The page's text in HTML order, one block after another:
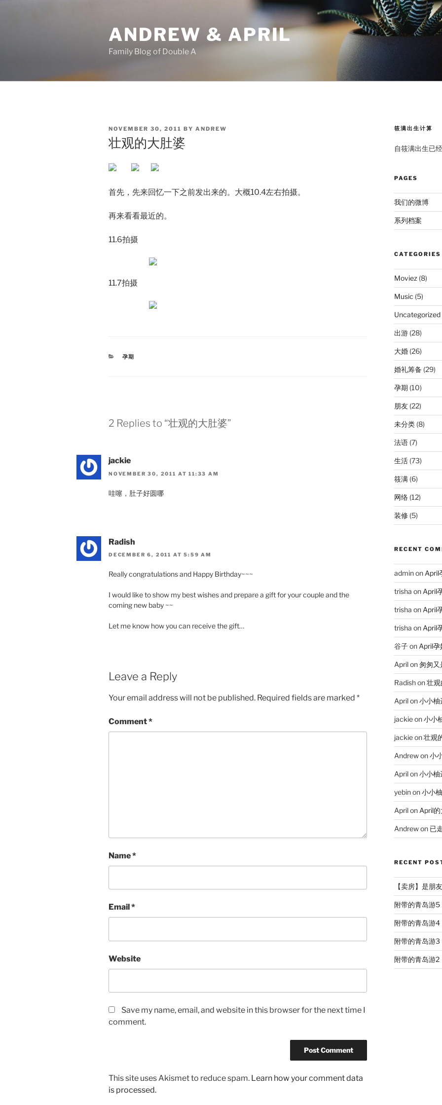
ANDREW & APRIL
Family Blog of Double A
POSTED
ON
NOVEMBER 30, 2011 BY ANDREW
壮观的大肚婆
首先，先来回忆一下之前发出来的。大概10.4左右拍摄。
再来看看最近的。
11.6拍摄
11.7拍摄
CATEGORIES
孕期
2 Replies to “壮观的大肚婆”
jackie
NOVEMBER 30, 2011 AT 11:33 AM
哇噻，肚子好圆哪
Radish
DECEMBER 6, 2011 AT 5:59 AM
Really congratulations and Happy Birthday~~~
I would like to show my best wishes and prepare a gift for your couple and the
coming new baby ~~
Let me know how you can receive the gift…
Leave a Reply
Your email address will not be published. Required fields are marked *
Comment*
Name*
Email *
Website
Save my name, email, and website in this browser for the next time I
comment.
This site uses Akismet to reduce spam. Learn how your comment data
is processed.
筱满出生计算
自筱满出生已
PAGES
我们的微博
系列档案
CATEGORIES
Moviez (8)
Music (5)
Uncategorized
出游(28)
大婚(26)
婚礼筹备 (29)
孕期 (10)
朋友(22)
未分类(8)
法语(7)
生活(73)
筱满(6)
网络(12)
装修(5)
RECENT
adminon April
trisha on April
trisha on April
trisha on April
谷子on April孕
Aprilon匆匆又
Radishon壮观
Aprilon小小
jackieon小小
jackieon壮观
Andrewon小
Aprilon小小
yebinon小小
Aprilon April
Andrewon 已
RECENT
【卖房】是朋
附带的青岛游5
附带的青岛游4
附带的青岛游3
附带的青岛游2